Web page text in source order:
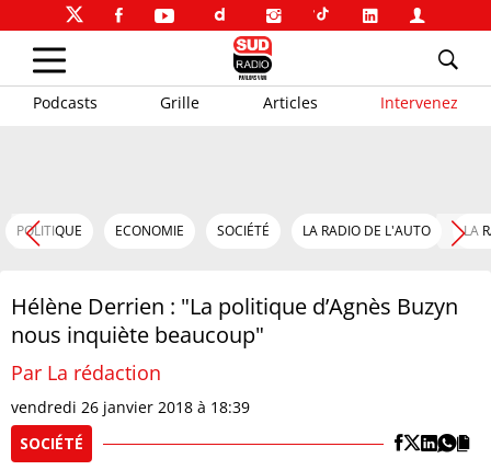
Podcasts Grille Articles Intervenez
POLITIQUE ECONOMIE SOCIÉTÉ LA RADIO DE L'AUTO LA
Hélène Derrien : "La politique d’Agnès Buzyn
nous inquiète beaucoup"
Par La rédaction
vendredi 26 janvier 2018 à 18:39
SOCIÉTÉ